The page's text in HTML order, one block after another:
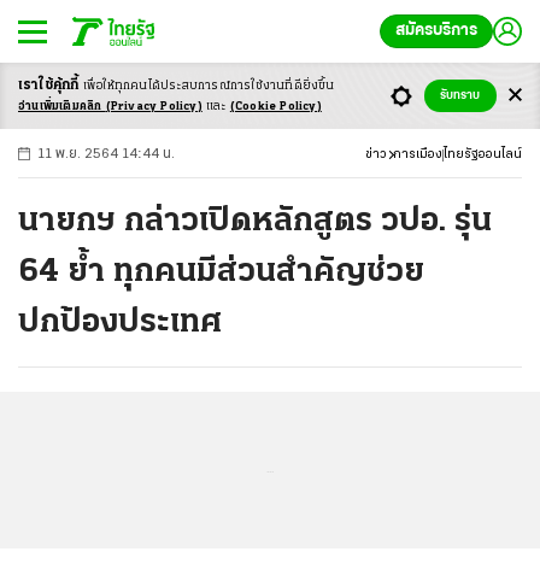
สมัครบริการ
-ก ก ก+
11 พ.ย. 2564 14:44 น. ข่าว การเมือง ไทยรัฐออนไลน์
นายกฯ กล่าวเปิดหลักสูตร วปอ. รุ่น
64 ย้ำ ทุกคนมีส่วนสำคัญช่วย
ปกป้องประเทศ
เราใช้คุ้กกี้ เพื่อให้ทุกคนได้ประสบการณ์การใช้งานที่ดียิ่งขึ้น
อ่านเพิ่มเติมคลิก (Privacy Policy) และ (Cookie Policy)
รับทราบ